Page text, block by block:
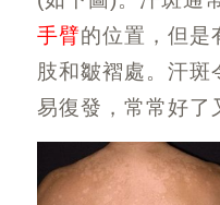
手臂的位置，但是
肢和皺褶處。汗斑
易復發，常常好了